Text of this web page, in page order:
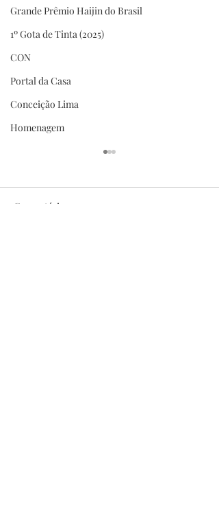
Grande Prêmio Haijin do Brasil
1º Gota de Tinta (2025)
CON
Portal da Casa
Conceição Lima
Homenagem
Comentários